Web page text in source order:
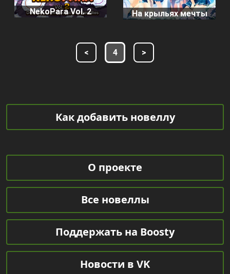
NekoPara Vol. 2 На крыльях мечты
< 4 >
Как добавить новеллу
О проекте
Все новеллы
Поддержать на Boosty
Новости в VK